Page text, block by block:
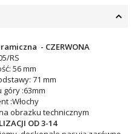
- CZERWONA
RS
56 mm
71 mm
góry :63mm
:Włochy
obrazku technicznym
OD 3-14